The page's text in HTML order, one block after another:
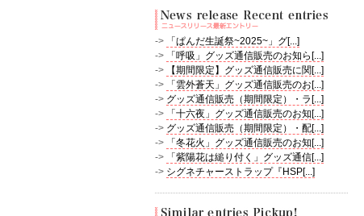
->
「ぱんだ生誕祭~2025~」グ[...]
->
「呼吸」グッズ通信販売のお知ら[...]
->
【期間限定】グッズ通信販売に関[...]
->
「雲外蒼天」グッズ通信販売のお[...]
-> グッズ通信販売（期間限定）・ラ[...]
->
「十六夜」グッズ通信販売のお知[...]
-> グッズ通信販売（期間限定）・配[...]
->
「冬花火」グッズ通信販売のお知[...]
->
「紫陽花は縋り付く」グッズ通信[...]
-> シグネチャーストラップ『HSP[...]